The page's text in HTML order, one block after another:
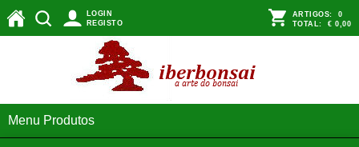
LOGIN
REGISTO
ARTIGOS: 0
TOTAL: € 0,00
Menu Produtos